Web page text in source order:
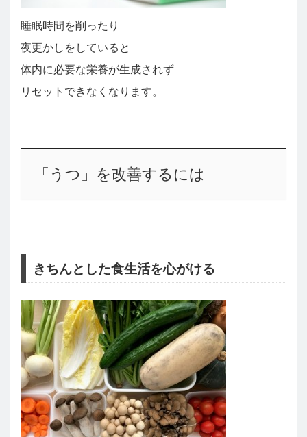
睡眠時間を削ったり
夜更かしをしていると
体内に必要な栄養が生成されず
リセットできなくなります。
「うつ」を改善するには
きちんとした食生活を心がける